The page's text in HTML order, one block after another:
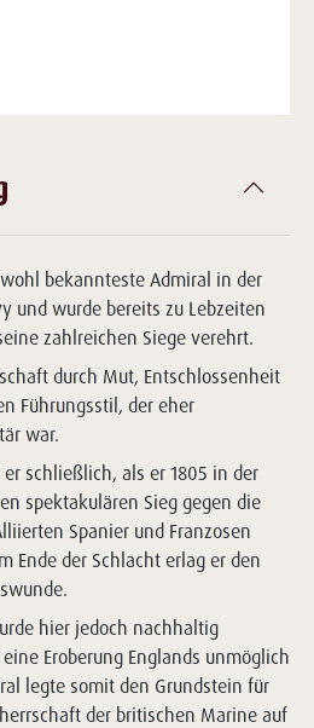
bekannteste Admiral in der
und wurde bereits zu Lebzeiten
zahlreichen Siege verehrt.
durch Mut, Entschlossenheit
Führungsstil, der eher
war.
schließlich, als er 1805 in der
spektakulären Sieg gegen die
Spanier und Franzosen
Ende der Schlacht erlag er den
hier jedoch nachhaltig
Eroberung Englands unmöglich
legte somit den Grundstein für
der britischen Marine auf